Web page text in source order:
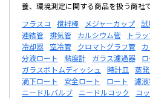
養、環境測定に関する商品を扱う商社で
フラスコ
撹拌棒 メジャーカップ 試
連結管 排気管 カルシウム管 トラ
冷却器
空冷管 クロマトグラフ管
分液ロート
粘度計 ガラス濾過器
ガラスボトムディッシュ
時計皿 蒸
滴下ロート
安全ロート ロート 濾
ニードルバルブ
ニードルコック コ